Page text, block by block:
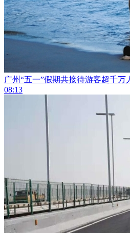
广州“五一”假期共接待游客超千
08:13